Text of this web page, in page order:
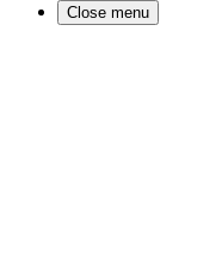
Close menu